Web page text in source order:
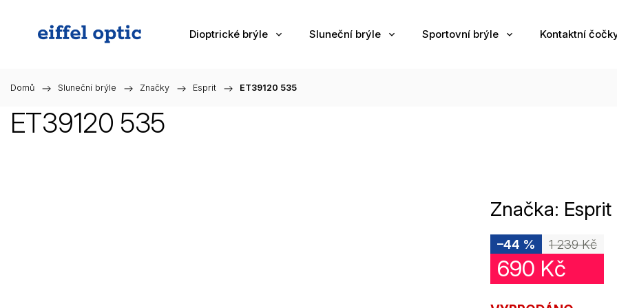
Dioptrické brýle Sluneční brýle Sportovní brýle Kontaktní
Domů / Sluneční brýle / Značky / Esprit / ET39120 535
ET39120 535
Značka: Esprit
1 239 Kč
–44 %
690 Kč